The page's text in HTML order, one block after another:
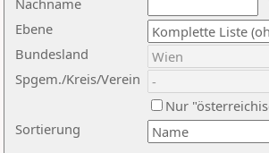
Nachname
Ebene
Sortierung
Bundesland
Spgem./Kreis/Verein
Nur